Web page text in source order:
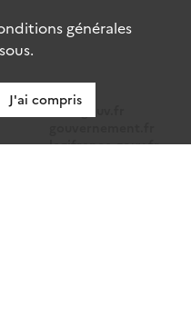
data.gouv.fr
legifrance.gouv.fr
générales
J'ai compris